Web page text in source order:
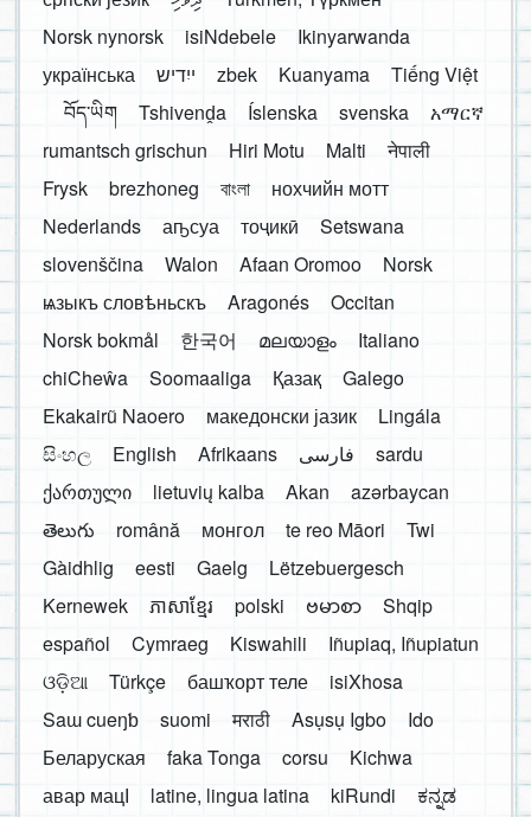
Norsk nynorsk
isiNdebele
Ikinyarwanda
українська
ייִדיש zbek Kuanyama
Tiếng Việt
བོད་ཡིག
Tshivenḓa Íslenska svenska
አማርኛ
rumantsch grischun
Hiri Motu Malti
नेपाली
Frysk
brezhoneg বাংলা
нохчийн мотт
Nederlands
аҧсуа тоҷикӣ
Setswana
slovenščina
Walon Afaan Oromoo
Norsk
ѩзыкъ словѣньскъ
Aragonés
Occitan
Norsk bokmål
한국어 മലയാളം
Italiano
chiCheŵa
Soomaaliga Қазақ
Galego
Ekakairũ Naoero
македонски јазик
Lingála
සිංහල
English Afrikaans فارسی
sardu
ქართული
lietuvių kalba Akan
azərbaycan
తెలుగు
română монгол te reo Māori
Twi
Gàidhlig
eesti Gaelg
Lëtzebuergesch
Kernewek
ភាសាខ្មែរ polski ဗမာစာ
Shqip
español
Cymraeg Kiswahili
Iñupiaq, Iñupiatun
ଓଡ଼ିଆ
Türkçe башҡорт теле
isiXhosa
Saɯ cueŋƅ
suomi मराठी Asụsụ Igbo
Ido
Беларуская
faka Tonga corsu
Kichwa
авар мацӀ
latine, lingua latina kiRundi
ಕನ್ನಡ